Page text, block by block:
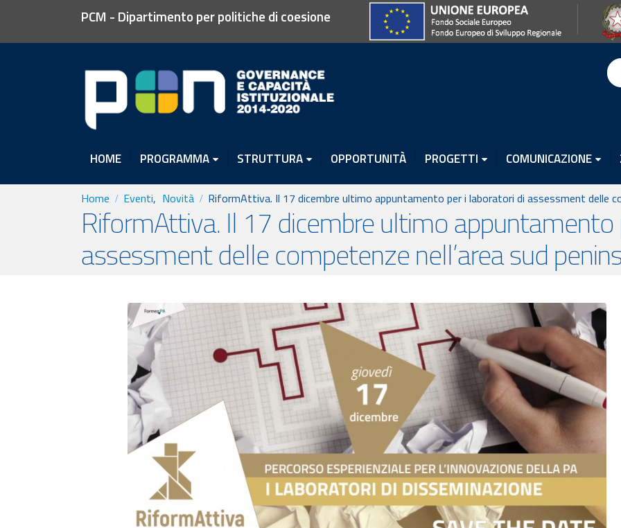
PCM - Dipartimento per politiche di coesione
HOME PROGRAMMA STRUTTURA OPPORTUNITÀ PROGETTI COMUNICAZIONE
Home Eventi, Novità RiformAttiva. Il 17 dicembre ultimo appuntamento per i laboratori di assessment delle
RiformAttiva. Il 17 dicembre ultimo appuntamento
assessment delle competenze nell’area sud